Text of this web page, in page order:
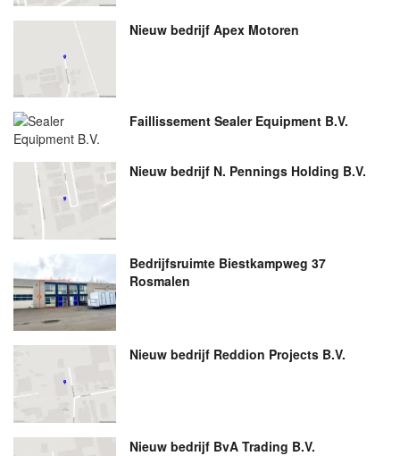
Nieuw bedrijf Apex Motoren
Faillissement Sealer Equipment B.V.
Nieuw bedrijf N. Pennings Holding B.V.
Bedrijfsruimte Biestkampweg 37
Rosmalen
Nieuw bedrijf Reddion Projects B.V.
Nieuw bedrijf BvA Trading B.V.